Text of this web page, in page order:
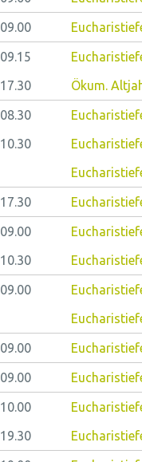
09.00
09.15
17.30
Ökum.
08.30
10.30
17.30
09.00
10.30
09.00
09.00
09.00
10.00
19.30